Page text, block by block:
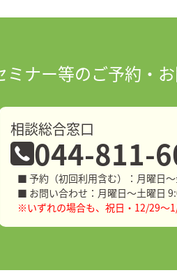
ミナー等のご予約・
相談総合窓口
044-811-
■ 予約（初回利用含む）：月曜日
■ お問い合わせ：月曜日～土曜日
※いずれの場合も、祝日・12/29～